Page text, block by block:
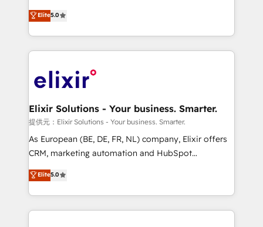
revenue automation 🏢 Real Estate: deal pipelines;
portfolio and lifecycle management 🏭
HIPAA-aware; CASL-compliant; GDPR-ready
implementations where required 💡 Why 500+
built to scale.
consultancy. Our focus is on enterprise and mid-
market B2B companies globally that want a strategic
approach to execute their goals through creative
applications of our solutions; Technical HubSpot
Design, Migrations + Integrations. Mole Street’s
greatness, which is achieved through creating
absolute clarity, derived from a well-defined
strategy, executed well, and reported on with clear
results. The culture is driven by core values; Joy, Grit,
Mindedness, and Clarity. We are driven to win for the
collective good of the company and its clientele, and
Elite5.0
Elixir Solutions - Your business. Smarter.
提供元：Elixir Solutions - Your business. Smarter.
As European (BE, DE, FR, NL) company, Elixir offers
CRM, marketing automation and HubSpot
integration products and services to mid-market
and enterprise customers. We ensure that your sales,
service and marketing department operates in the
most effective way, while at the same time
Elite5.0